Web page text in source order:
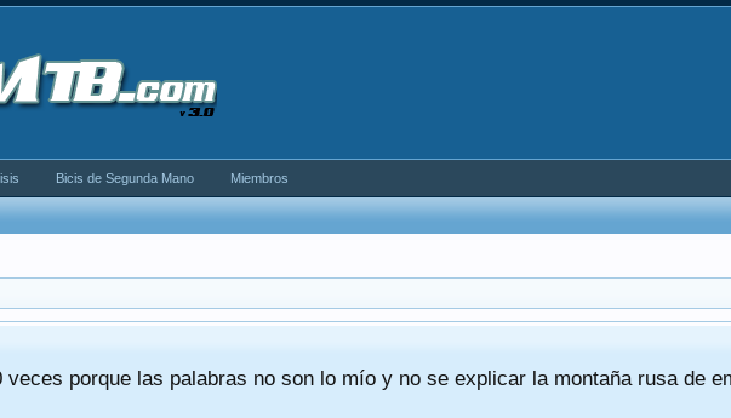
porque las palabras no son lo mío y no se explicar la montaña rusa de
Bicis de Segunda Mano Miembros